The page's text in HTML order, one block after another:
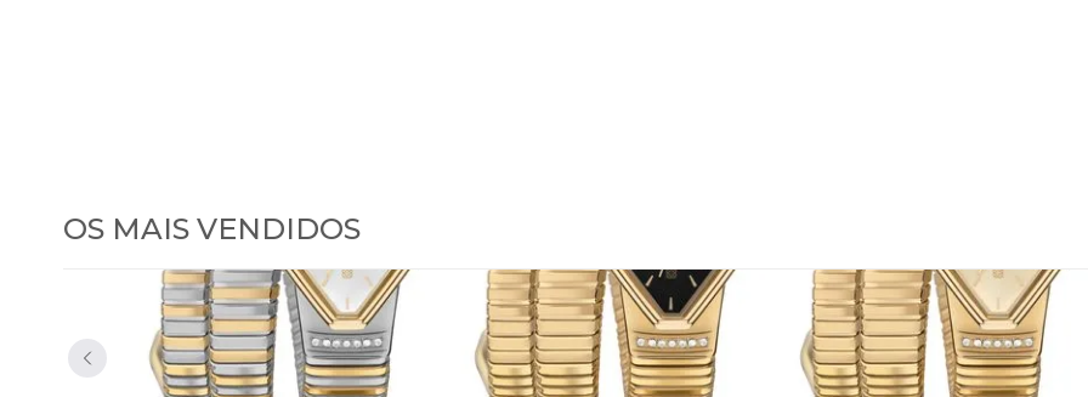
OS MAIS VENDIDOS
Relógio Euro Feminino
Serpentes Bicolor
EU2035ZDL/5K
Relógio Euro Feminino
Serpentes Dourado
EU2035ZDM/5P
Relógio Euro Feminino
Serpentes Dourado
EU2035ZDM/5D